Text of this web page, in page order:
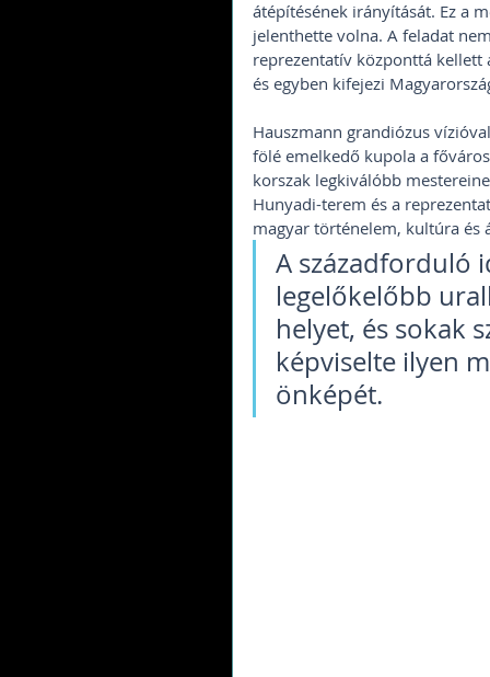
átépítésének irányítását. Ez a
jelenthette volna. A feladat
reprezentatív központtá kellett
és egyben kifejezi
Hauszmann grandiózus
fölé emelkedő kupola a
korszak legkiválóbb
Hunyadi-terem és a
magyar történelem, kultúra és
A századforduló
legelőkelőbb
helyet, és sokak
képviselte ilyen
önképét.